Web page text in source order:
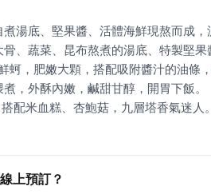
配米血糕、杏鮑菇，九層塔香氣迷人。
上預訂？